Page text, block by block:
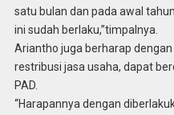
satu bulan dan pada awal
ini sudah berlaku,”timpalnya.
Ariantho juga berharap
restribusi jasa usaha, dapat
PAD.
“Harapannya dengan